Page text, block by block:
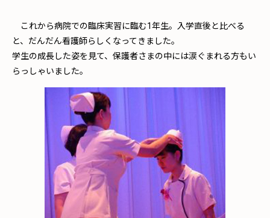
これから病院での臨床実習に臨む1年生。入学直後と比べる
と、だんだん看護師らしくなってきました。
学生の成長した姿を見て、保護者さまの中には涙ぐまれる方もい
らっしゃいました。